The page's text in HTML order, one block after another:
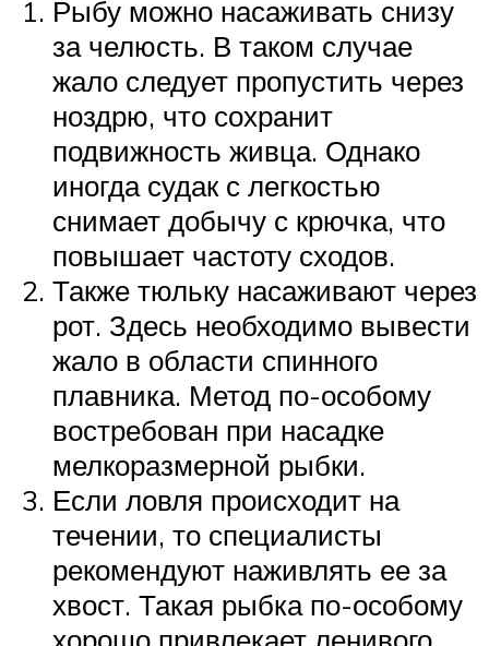
Рыбу можно насаживать снизу
за челюсть. В таком случае
жало следует пропустить через
ноздрю, что сохранит
подвижность живца. Однако
иногда судак с легкостью
снимает добычу с крючка, что
повышает частоту сходов.
Также тюльку насаживают через
рот. Здесь необходимо вывести
жало в области спинного
плавника. Метод по-особому
востребован при насадке
мелкоразмерной рыбки.
Если ловля происходит на
течении, то специалисты
рекомендуют наживлять ее за
хвост. Такая рыбка по-особому